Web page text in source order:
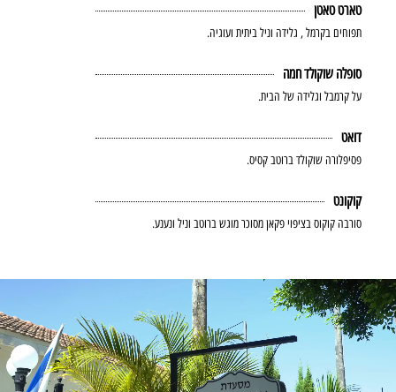
טארט טאטן
תפוחים בקרמל , גלידה וניל ביתית ועוגיה.
סופלה שוקולד חמה
על קרמבל וגלידה של הבית.
דואט
פסיפלורה שוקולד ברוטב קסיס.
קוקונט
סורבה קוקוס בציפוי פקאן מסוכר מוגש ברוטב וניל ונענע.